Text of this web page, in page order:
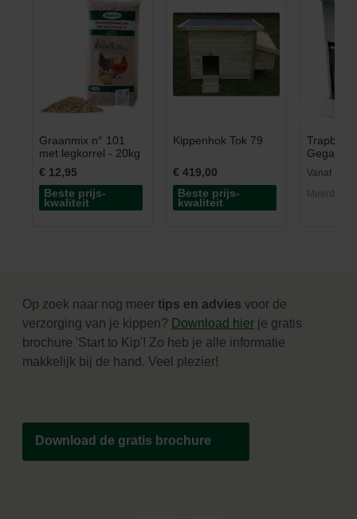
Graanmix n° 101
met legkorrel - 20kg
€ 12,95
Beste prijs-
kwaliteit
Kippenhok Tok 79
€ 419,00
Beste prijs-
kwaliteit
Vanaf
Meerdere
Op zoek naar nog meer tips en advies voor de
verzorging van je kippen? Download hier je gratis
brochure 'Start to Kip'! Zo heb je alle informatie
makkelijk bij de hand. Veel plezier!
Download de gratis brochure